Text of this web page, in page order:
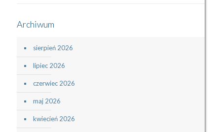
Archiwum
sierpień 2026
lipiec 2026
czerwiec 2026
maj 2026
kwiecień 2026